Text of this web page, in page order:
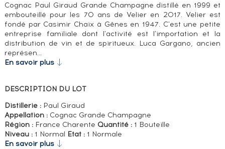
Cognac Paul Giraud Grande Champagne distillé en 1999 et
embouteillé pour les 70 ans de Velier en 2017. Velier est
fondé par Casimir Chaix à Gênes en 1947. C'est une petite
entreprise familiale dont l'activité est l'importation et la
distribution de vin et de spiritueux. Luca Gargano, ancien
représen…
En savoir plus
DESCRIPTION DU LOT
Distillerie :Paul Giraud
Appellation :Cognac Grande Champagne
Région : France Charente Quantité :1 Bouteille
Niveau :1 Normal Etat :1 Normale
En savoir plus